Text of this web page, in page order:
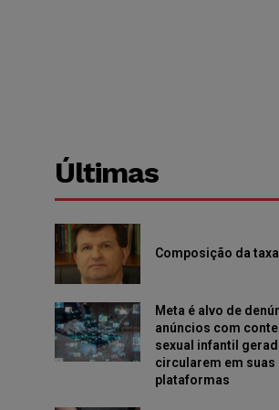
Últimas
Composição da
Meta é alvo de
anúncios com
sexual infantil
circularem em suas
plataformas